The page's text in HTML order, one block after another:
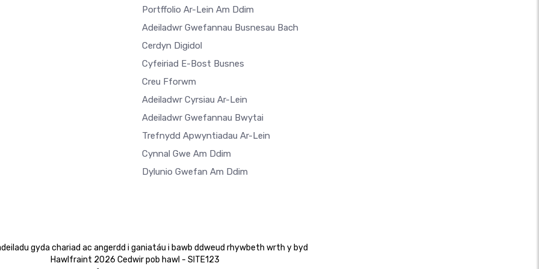
Portffolio Ar-Lein Am Ddim
Adeiladwr Gwefannau Busnesau Bach
Cerdyn Digidol
Cyfeiriad E-Bost Busnes
Creu Fforwm
Adeiladwr Cyrsiau Ar-Lein
Adeiladwr Gwefannau Bwytai
Trefnydd Apwyntiadau Ar-Lein
Cynnal Gwe Am Ddim
Dylunio Gwefan Am Ddim
gyda chariad ac angerdd i ganiatáu i bawb ddweud rhywbeth wrth y byd
Hawlfraint 2026 Cedwir pob hawl - SITE123